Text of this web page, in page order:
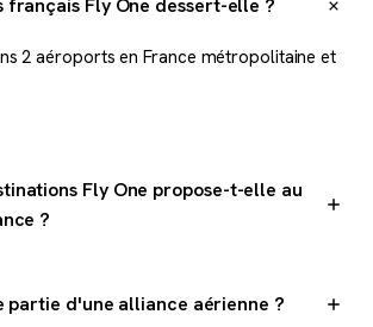
français Fly One dessert-elle ?
2 aéroports en France métropolitaine et
Fly One propose-t-elle au
?
partie d'une alliance aérienne ?